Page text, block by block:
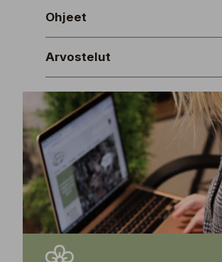
Ohjeet
Arvostelut